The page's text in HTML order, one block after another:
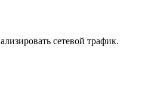
сетевой трафик.